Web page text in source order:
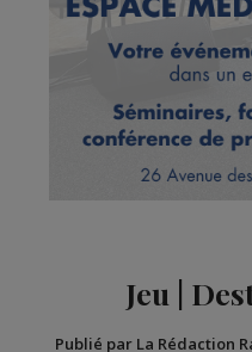
Jeu |
Publié par La Rédaction